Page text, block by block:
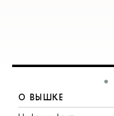
О ВЫШКЕ